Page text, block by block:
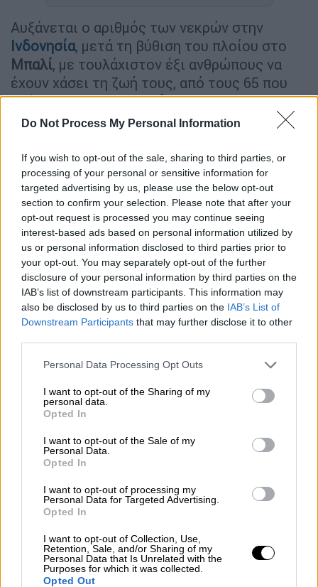
Do Not Process My Personal Information
If you wish to opt-out of the sale, sharing to third parties, or
processing of your personal or sensitive information for
targeted advertising by us, please use the below opt-out
section to confirm your selection. Please note that after your
opt-out request is processed you may continue seeing
interest-based ads based on personal information utilized by
us or personal information disclosed to third parties prior to
your opt-out. You may separately opt-out of the further
disclosure of your personal information by third parties on the
IAB’s list of downstream participants. This information may
also be disclosed by us to third parties on the IAB’s List of
Downstream Participants that may further disclose it to other
Please note that this website/app uses one or more Google
not limited to your visit or usage behaviour. You may click to
grant or deny consent to Google and its third-party tags to
use your data for below specified purposes in below Google
consent section.
Personal Data Processing Opt Outs
I want to opt-out of the Sharing of my
personal data.
Opted In
I want to opt-out of the Sale of my
Personal Data.
Opted In
I want to opt-out of processing my
Personal Data for Targeted Advertising.
Opted In
I want to opt-out of Collection, Use,
Retention, Sale, and/or Sharing of my
Personal Data that Is Unrelated with the
Purposes for which it was collected.
Opted Out
Αυξάνεται ο αριθμός των νεκρών στην
Ινδονησία, μετά τη βύθιση του πλοίου στο
Μπαλί, με τουλάχιστον έξι ανθρώπους να
έχουν χάσει τη ζωή τους, από τους 65 που
επέβαιναν στοφεριμπότ.
Κόσμος|03.07.2025 07:50
Τραγωδία στην Ινδονησία: 4 νεκροί
και 38 αγνοούμενοι σε ναυάγιο
πορθμείου ανοικτά του Μπαλί
Τα σωστικά συνεργεία προσπαθούν να
εντοπίσουν τους 30 ανθρώπους που
και είχε προορισμό το τουριστικό νησί του
Μπαλί. Μεταξύ τωννεκρών είναι και ένα
αγοράκι 3 ετών. Οι αρχές δεν έχουν
τουρίστες στο πλοίο.
διάσωσης (…) και έτσι εντοπίσαμε 29
επιζώντες και έξι θύματα», είπε στους
δημοσιογράφους ο Ρίμπουτ Έκο Σουγιάτνο
ο υπεύθυνος των επιχειρήσεων στην εθνική
υπηρεσία αντιμετώπισης καταστροφών.